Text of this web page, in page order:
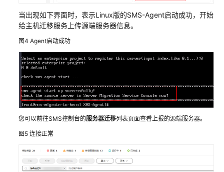
Amazon
EC2
迁
移
到
华
为
ECS
概
当出现如下界面时，表示Linux版的SMS-Agent启动成功，开始
给主机迁移服务上传源端服务器信息。
图4 Agent启动成功
您可以前往SMS控制台的服务器迁移列表页面查看上报的源端服务器。
图5 连接正常